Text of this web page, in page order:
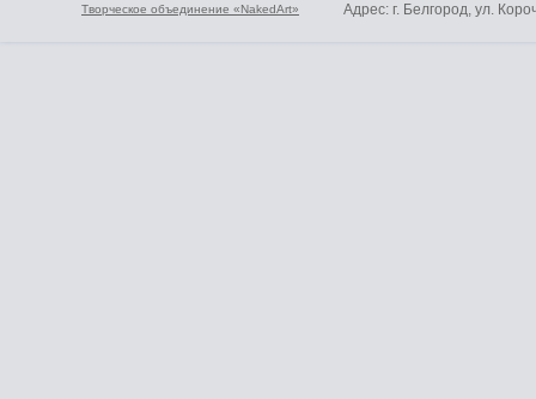
Творческое объединение «NakedArt»
Адрес: г. Белгород, ул.